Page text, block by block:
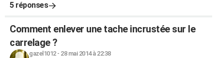
5 réponses
Comment enlever une tache incrustée sur le
carrelage ?
gazel1012- 28 mai 2014 à 22:38